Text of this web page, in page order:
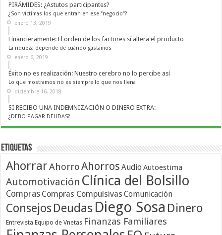
PIRÁMIDES: ¿Astutos participantes?
¿Son víctimas los que entran en ese "negocio"?
enero 13, 2019
Financieramente: El orden de los factores sí altera el producto
La riqueza depende de cuándo gastamos
enero 6, 2019
Éxito no es realización: Nuestro cerebro no lo percibe así
Lo que mostramos no es siempre lo que nos llena
diciembre 16, 2018
SI RECIBO UNA INDEMNIZACIÓN O DINERO EXTRA:
¿DEBO PAGAR DEUDAS?
Etiquetas
AhorrarAhorroAhorros Audio Autoestima
Automotivación Clínica del Bolsillo
Compras Compras Compulsivas Comunicación
Consejos Deudas Diego Sosa Dinero
Entrevista Equipo de Vnetas Finanzas Familiares